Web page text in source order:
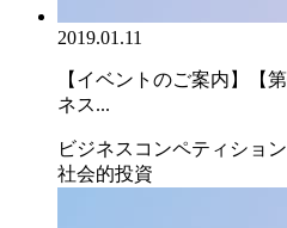
2019.01.11
【イベントのご案内】【
ネス...
ビジネスコンペティション
社会的投資